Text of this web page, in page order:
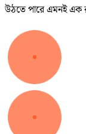
উঠতে পারে এমনই এক